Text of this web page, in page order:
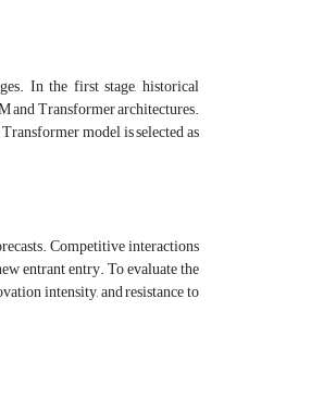
In the first stage, historical
and Transformer architectures.
model is selected as
Competitive interactions
entrant entry. To evaluate the
intensity, and resistance to